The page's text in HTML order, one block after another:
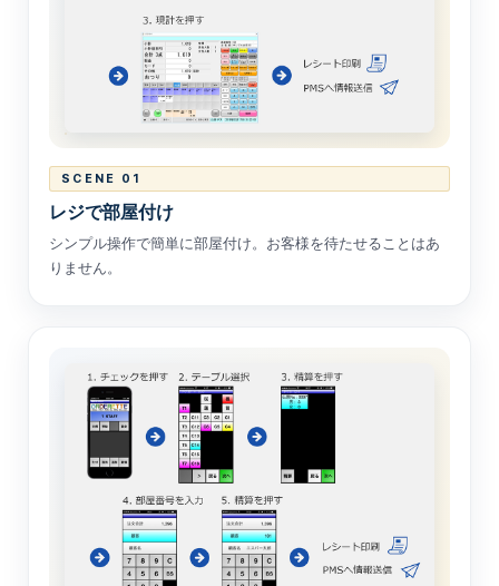
SCENE 01
レジで部屋付け
シンプル操作で簡単に部屋付け。お客様を待たせることはあ
りません。